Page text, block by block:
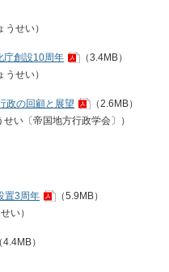
うせい）
庁創設10周年
（3.4MB）
うせい）
政の回顧と展望
（2.6MB）
い〔帝国地方行政学会〕）
置3周年
（5.9MB）
い）
（4.4MB）